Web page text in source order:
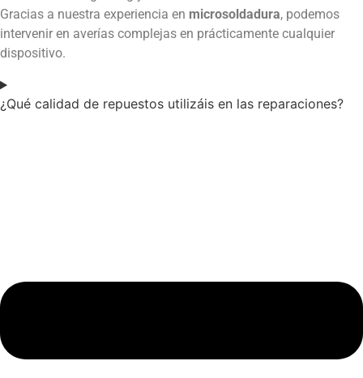
Gracias a nuestra experiencia en microsoldadura, podemos
intervenir en averías complejas en prácticamente cualquier
dispositivo.
¿Qué calidad de repuestos utilizáis en las reparaciones?